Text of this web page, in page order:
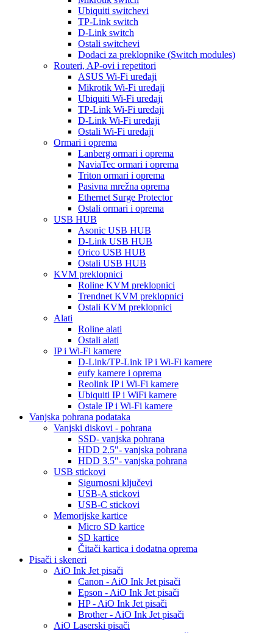
Ubiquiti switchevi
TP-Link switch
D-Link switch
Ostali switchevi
Dodaci za preklopnike (Switch modules)
Routeri, AP-ovi i repetitori
ASUS Wi-Fi uređaji
Mikrotik Wi-Fi uređaji
Ubiquiti Wi-Fi uređaji
TP-Link Wi-Fi uređaji
D-Link Wi-Fi uređaji
Ostali Wi-Fi uređaji
Ormari i oprema
Lanberg ormari i oprema
NaviaTec ormari i oprema
Triton ormari i oprema
Pasivna mrežna oprema
Ethernet Surge Protector
Ostali ormari i oprema
USB HUB
Asonic USB HUB
D-Link USB HUB
Orico USB HUB
Ostali USB HUB
KVM preklopnici
Roline KVM preklopnici
Trendnet KVM preklopnici
Ostali KVM preklopnici
Alati
Roline alati
Ostali alati
IP i Wi-Fi kamere
D-Link/TP-Link IP i Wi-Fi kamere
eufy kamere i oprema
Reolink IP i Wi-Fi kamere
Ubiquiti IP i WiFi kamere
Ostale IP i Wi-Fi kamere
Vanjska pohrana podataka
Vanjski diskovi - pohrana
SSD- vanjska pohrana
HDD 2.5"- vanjska pohrana
HDD 3.5"- vanjska pohrana
USB stickovi
Sigurnosni ključevi
USB-A stickovi
USB-C stickovi
Memorijske kartice
Micro SD kartice
SD kartice
Čitači kartica i dodatna oprema
Pisači i skeneri
AiO Ink Jet pisači
Canon - AiO Ink Jet pisači
Epson - AiO Ink Jet pisači
HP - AiO Ink Jet pisači
Brother - AiO Ink Jet pisači
AiO Laserski pisači